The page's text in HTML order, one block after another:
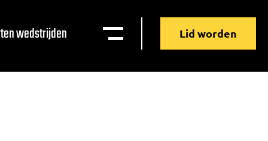
wedstrijden Lid worden